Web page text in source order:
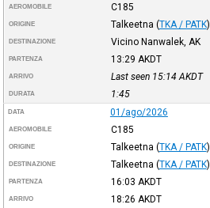
AEROMOBILE C185
ORIGINE Talkeetna (TKA / PATK)
DESTINAZIONE Vicino Nanwalek, AK
PARTENZA 13:29 AKDT
ARRIVO Last seen 15:14 AKDT
DURATA 1:45
DATA 01/ago/2026
AEROMOBILE C185
ORIGINE Talkeetna (TKA / PATK)
DESTINAZIONE Talkeetna (TKA / PATK)
PARTENZA 16:03 AKDT
ARRIVO 18:26 AKDT